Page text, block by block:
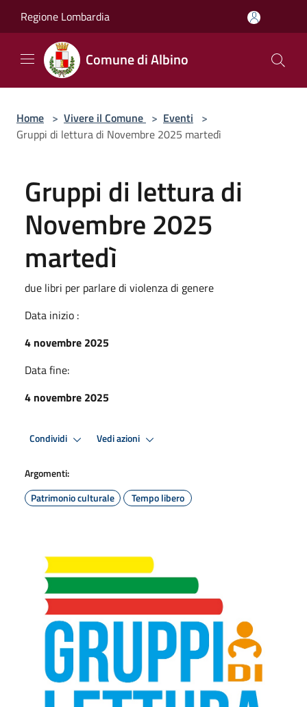
Regione Lombardia
Comune di Albino
Home > Vivere il Comune > Eventi >
Gruppi di lettura di Novembre 2025 martedì
Gruppi di lettura di
Novembre 2025
martedì
due libri per parlare di violenza di genere
Data inizio :
4 novembre 2025
Data fine:
4 novembre 2025
Condividi Vedi azioni
Argomenti:
Patrimonio culturale
Tempo libero